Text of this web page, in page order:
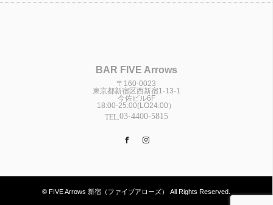
BAR FIVE Arrows
〒160-0023
東京都新宿区西新宿1-13-1
今佐ビル6F
18:00-25:00(LO24:00）
TEL. 03-4400-5815
Facebook
© FIVE Arrows 新宿（ファイブアローズ） All Rights Reserved.